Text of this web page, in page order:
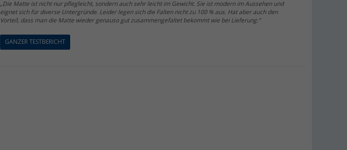
„Die Matte ist nicht nur pflegleicht, sondern auch sehr leicht im Gewicht. Sie ist modern im Aussehen und
eignet sich für diverse Untergründe. Leider legen sich die Falten nicht zu 100 % aus. Hat aber auch den
Vorteil, dass man die Matte wieder genauso gut zusammengefaltet bekommt wie bei Lieferung.“
GANZER TESTBERICHT